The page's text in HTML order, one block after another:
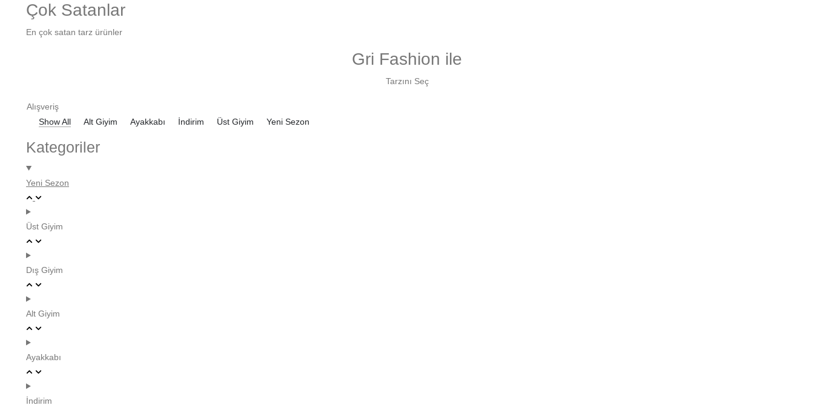
Çok Satanlar
En çok satan tarz ürünler
Gri Fashion ile
Tarzını Seç
Alışveriş
Show All
Alt Giyim Ayakkabı İndirim Üst Giyim Yeni Sezon
Kategoriler
Yeni Sezon
Üst Giyim
Dış Giyim
Alt Giyim
Ayakkabı
İndirim